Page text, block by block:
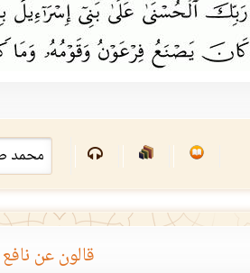
قالون عن نافع